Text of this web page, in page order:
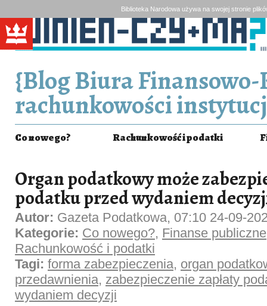
Biblioteka Narodowa używa na swojej stronie
{Blog Biura
rachunkowości
Co nowego? Rachunkowość i podatki
Organ podatkowy może
podatku przed wydaniem
Autor: Gazeta Podatkowa, 07:10 24-09-
Kategorie: Co nowego?, Finanse publiczne
Rachunkowość i podatki
Tagi: forma zabezpieczenia, organ
przedawnienia, zabezpieczenie zapłaty
wydaniem decyzji